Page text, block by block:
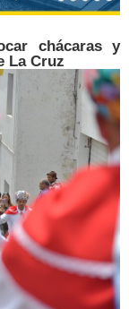
chácaras y
La Cruz